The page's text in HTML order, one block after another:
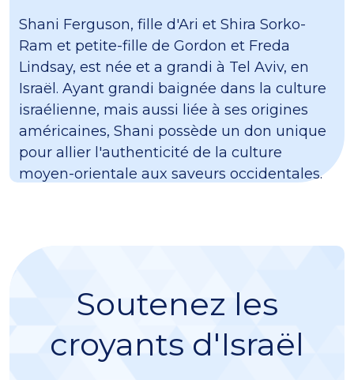
Shani Ferguson, fille d'Ari et Shira Sorko-
Ram et petite-fille de Gordon et Freda
Lindsay, est née et a grandi à Tel Aviv, en
Israël. Ayant grandi baignée dans la culture
israélienne, mais aussi liée à ses origines
américaines, Shani possède un don unique
pour allier l'authenticité de la culture
moyen-orientale aux saveurs occidentales.
Soutenez les
croyants d'Israël